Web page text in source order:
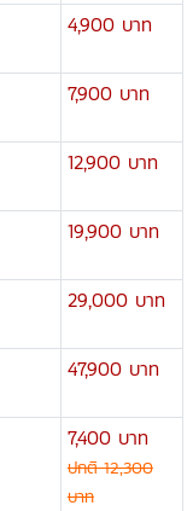
4,900 บาท
7,900 บาท
12,900 บาท
19,900 บาท
29,000 บาท
47,900 บาท
7,400 บาท
ปกติ 12,300
บาท